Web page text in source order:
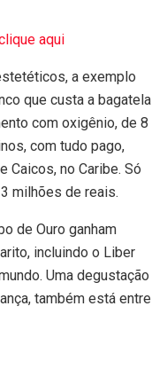
aqui
a exemplo
que custa a bagatela
com oxigênio, de 8
com tudo pago,
Caicos, no Caribe. Só
milhões de reais.
de Ouro ganham
incluindo o Liber
Uma degustação
também está entre